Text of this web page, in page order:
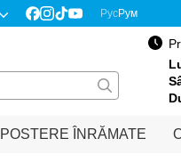
РусРум
POSTERE ÎNRĂMATE